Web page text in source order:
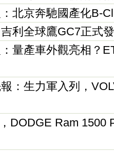
北京奔馳國產化B-
利全球鷹GC7正式
量產車外觀亮相？
：生力軍入列，
DODGE Ram 1500